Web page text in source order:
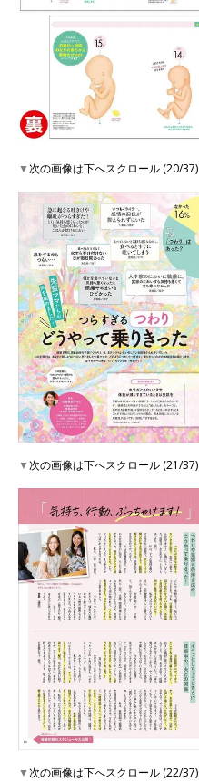
▼次の画像は下へスクロール (20/37)
▼次の画像は下へスクロール (21/37)
▼次の画像は下へスクロール (22/37)